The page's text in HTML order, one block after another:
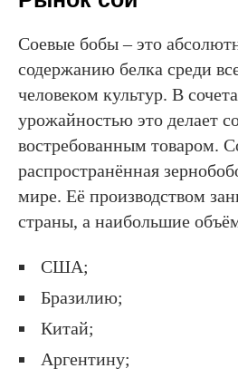
Соевые бобы – это
содержанию белка среди
человеком культур. В
урожайностью это делает
востребованным товаром.
распространённая
мире. Её производством
страны, а наибольшие
США;
Бразилию;
Китай;
Аргентину;